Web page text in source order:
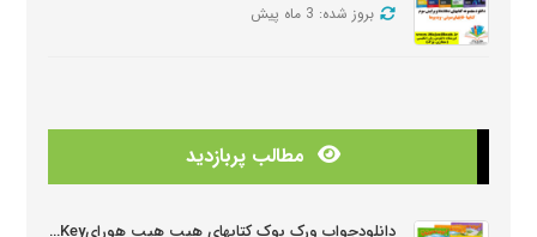
بروز شده: 3 ماه پیش
مطالب پربازدید
دانلودجواب ورک بوک کتابهای هیپ هیپ هورایHip Hip Hooray Workbook Key